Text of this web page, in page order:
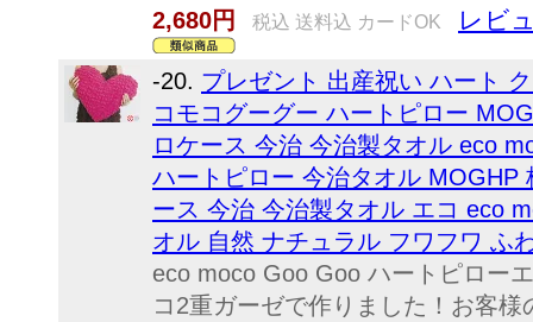
2,680円
税込 送料込 カードOK レビ
-20. プレゼント 出産祝い ハート
コモコグーグー ハートピロー
ロケース 今治 今治製タオル eco
ハートピロー 今治タオル MOGHP
ース 今治 今治製タオル エコ eco
オル 自然 ナチュラル フワフワ ふ
eco moco Goo Goo ハートピロー
コ2重ガーゼで作りました！お客